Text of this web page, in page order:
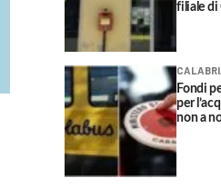
filiale di
Fondi
per
non a